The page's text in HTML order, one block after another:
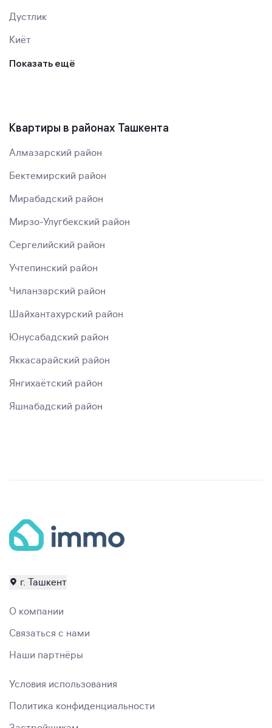
Дустлик
Киёт
Показать ещё
Квартиры в районах Ташкента
Алмазарский район
Бектемирский район
Мирабадский район
Мирзо-Улугбекский район
Сергелийский район
Учтепинский район
Чиланзарский район
Шайхантахурский район
Юнусабадский район
Яккасарайский район
Янгихаётский район
Яшнабадский район
г. Ташкент
О компании
Связаться с нами
Наши партнёры
Условия использования
Политика конфиденциальности